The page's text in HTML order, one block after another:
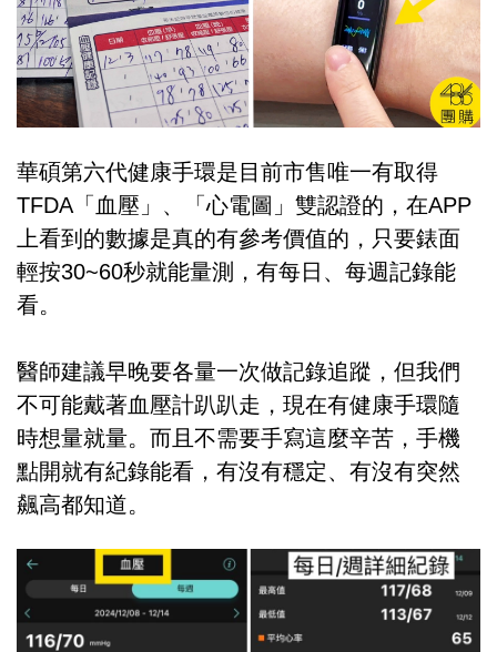
華碩第六代健康手環是目前市售唯一有取得
TFDA「血壓」、「心電圖」雙認證的，在APP
上看到的數據是真的有參考價值的，只要錶面
輕按30~60秒就能量測，有每日、每週記錄能
看。
醫師建議早晚要各量一次做記錄追蹤，但我們
不可能戴著血壓計趴趴走，現在有健康手環隨
時想量就量。而且不需要手寫這麼辛苦，手機
點開就有紀錄能看，有沒有穩定、有沒有突然
飆高都知道。